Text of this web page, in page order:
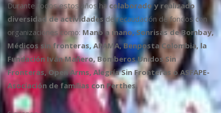
Durante todos estos años hacolaborado y realizado
diversidad de actividades de recaudación de fondos con
organizaciones como: Mano a mano, Sonrisas de Bombay,
Médicos sin fronteras, APAMA, Benposta Colombia, la
Fundación Iván Mañero, Bomberos Unidos Sin
Fronteras, Open Arms, Alegría Sin Fronteras o ASFAPE-
Asociación de familias con Perthes.